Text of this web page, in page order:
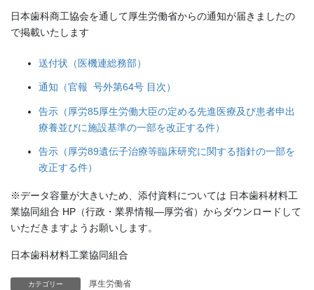
日本歯科商工協会を通して厚生労働省からの通知が届きましたの
で掲載いたします
送付状（医機連総務部）
通知（官報 号外第64号 目次）
告示（厚労85厚生労働大臣の定める先進医療及び患者申出
療養並びに施設基準の一部を改正する件）
告示（厚労89遺伝子治療等臨床研究に関する指針の一部を
改正する件）
※データ容量が大きいため、添付資料については 日本歯科材料工
業協同組合 HP（行政・業界情報―厚労省）からダウンロードして
いただきますようお願いします。
日本歯科材料工業協同組合
カテゴリー 厚生労働省